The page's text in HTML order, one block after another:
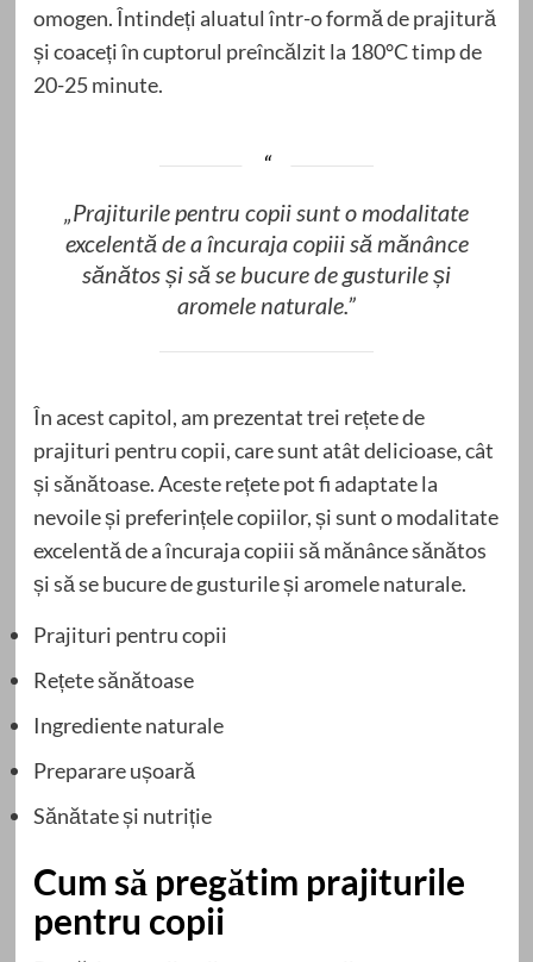
omogen. Întindeți aluatul într-o formă de prajitură
și coaceți în cuptorul preîncălzit la 180°C timp de
20-25 minute.
„Prajiturile pentru copii sunt o modalitate
excelentă de a încuraja copiii să mănânce
sănătos și să se bucure de gusturile și
aromele naturale.”
În acest capitol, am prezentat trei rețete de
prajituri pentru copii, care sunt atât delicioase, cât
și sănătoase. Aceste rețete pot fi adaptate la
nevoile și preferințele copiilor, și sunt o modalitate
excelentă de a încuraja copiii să mănânce sănătos
și să se bucure de gusturile și aromele naturale.
Prajituri pentru copii
Rețete sănătoase
Ingrediente naturale
Preparare ușoară
Sănătate și nutriție
Cum să pregătim prajiturile
pentru copii